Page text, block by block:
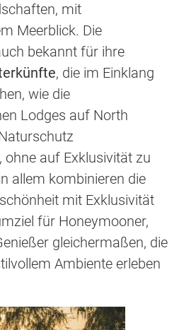
mit
Meerblick. Die
bekannt für ihre
, die im Einklang
wie die
Lodges auf North
ohne auf Exklusivität zu
allem kombinieren die
mit Exklusivität
für Honeymooner,
gleichermaßen, die
Ambiente erleben